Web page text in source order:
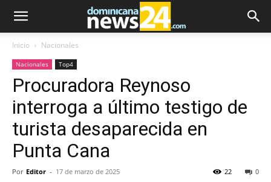
Inicio Nacionales
Nacionales Top4
Procuradora Reynoso
interroga a último testigo de
turista desaparecida en
Punta Cana
Por Editor - 17 de marzo de 2025 0
22